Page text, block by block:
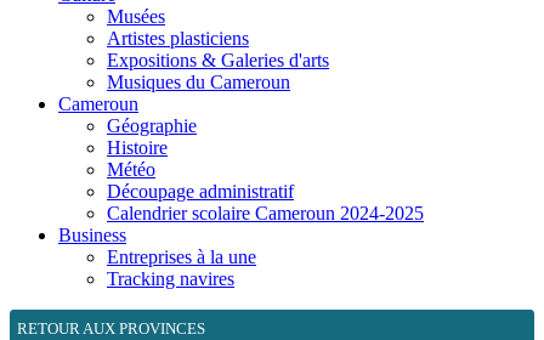
Musées
Artistes plasticiens
Expositions & Galeries d'arts
Musiques du Cameroun
Cameroun
Géographie
Histoire
Météo
Découpage administratif
Calendrier scolaire Cameroun 2024-2025
Business
Entreprises à la une
Tracking navires
RETOUR AUX PROVINCES